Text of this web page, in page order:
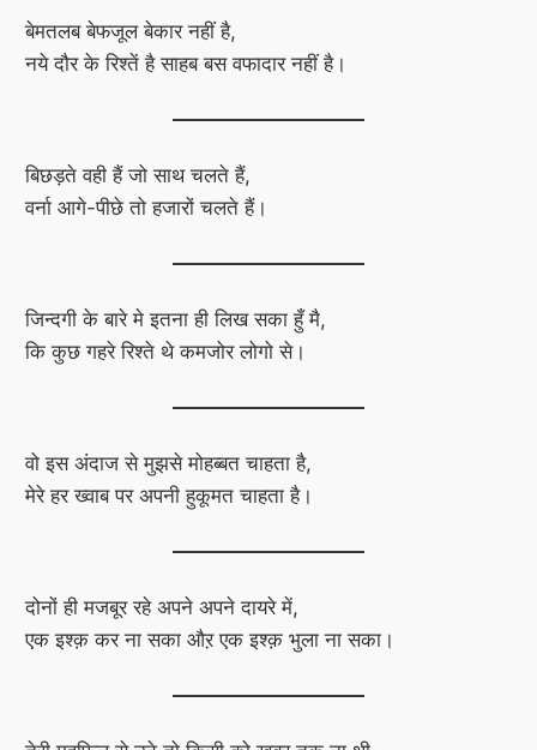
बेमतलब बेफजूल बेकार नहीं है,
नये दौर के रिश्तें है साहब बस वफादार नहीं है।
बिछड़ते वही हैं जो साथ चलते हैं,
वर्ना आगे-पीछे तो हजारों चलते हैं।
जिन्दगी के बारे मे इतना ही लिख सका हुँ मै,
कि कुछ गहरे रिश्ते थे कमजोर लोगो से।
वो इस अंदाज से मुझसे मोहब्बत चाहता है,
मेरे हर ख्वाब पर अपनी हुकूमत चाहता है।
दोनों ही मजबूर रहे अपने अपने दायरे में,
एक इश्क़ कर ना सका औऱ एक इश्क़ भुला ना सका।